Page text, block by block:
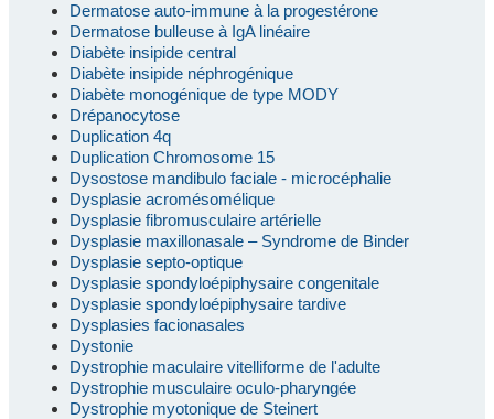
Dermatose auto-immune à la progestérone
Dermatose bulleuse à IgA linéaire
Diabète insipide central
Diabète insipide néphrogénique
Diabète monogénique de type MODY
Drépanocytose
Duplication 4q
Duplication Chromosome 15
Dysostose mandibulo faciale - microcéphalie
Dysplasie acromésomélique
Dysplasie fibromusculaire artérielle
Dysplasie maxillonasale – Syndrome de Binder
Dysplasie septo-optique
Dysplasie spondyloépiphysaire congenitale
Dysplasie spondyloépiphysaire tardive
Dysplasies facionasales
Dystonie
Dystrophie maculaire vitelliforme de l'adulte
Dystrophie musculaire oculo-pharyngée
Dystrophie myotonique de Steinert